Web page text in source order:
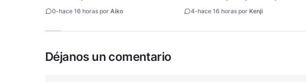
0-hace 16 horas por Aiko 4-hace 16 horas por Kenji
Déjanos un comentario